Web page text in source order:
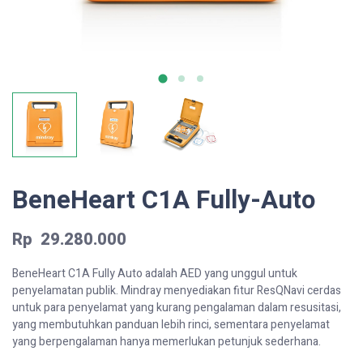
BeneHeart C1A Fully-Auto
Rp 29.280.000
BeneHeart C1A Fully Auto adalah AED yang unggul untuk
penyelamatan publik. Mindray menyediakan fitur ResQNavi cerdas
untuk para penyelamat yang kurang pengalaman dalam resusitasi,
yang membutuhkan panduan lebih rinci, sementara penyelamat
yang berpengalaman hanya memerlukan petunjuk sederhana.